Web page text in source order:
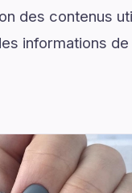
des contenus
informations de